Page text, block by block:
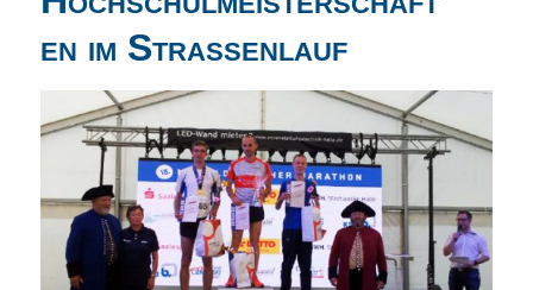
en im Straßenlauf